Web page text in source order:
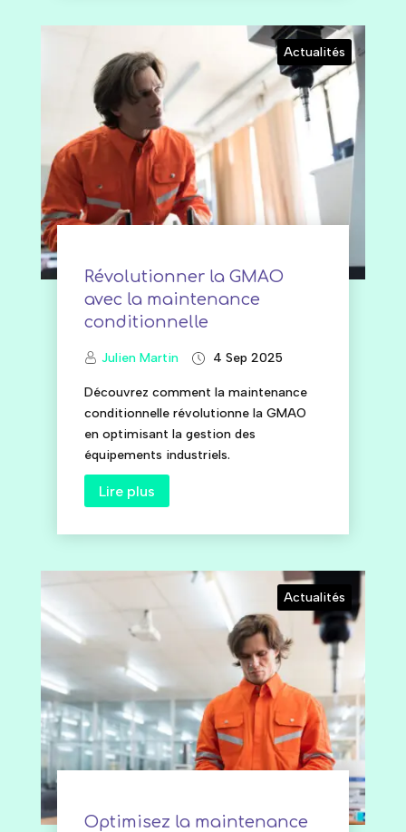
Actualités
Révolutionner la GMAO
avec la maintenance
conditionnelle
Julien Martin 4 Sep 2025
Découvrez comment la maintenance
conditionnelle révolutionne la GMAO
en optimisant la gestion des
équipements industriels.
Lire plus
Actualités
Optimisez la maintenance